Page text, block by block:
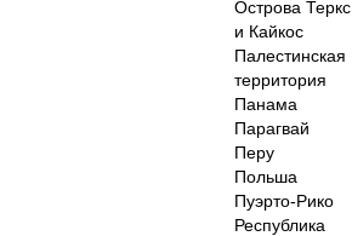
Острова Теркс
и Кайкос
Палестинская
территория
Панама
Парагвай
Перу
Польша
Пуэрто-Рико
Республика